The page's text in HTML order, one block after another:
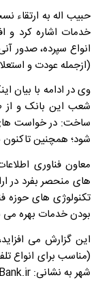
حبیب اله به ارتقاء
خدمات اشاره کرد و
انواع سپرده، صدور
(ازجمله عودت و
وی در ادامه با بیان
شعب این بانک و از
ساخت: در خواست های
شود؛ همچنین تاکنون بیش از ۳۰۰ فقره
معاون فناوری
های منحصر بفرد در
تکنولوژی های حوزه
بودن خدمات بهره می
(مناسب برای انواع
شهر به نشانی: ‏http://Shahr-Bank.ir ممکن است.